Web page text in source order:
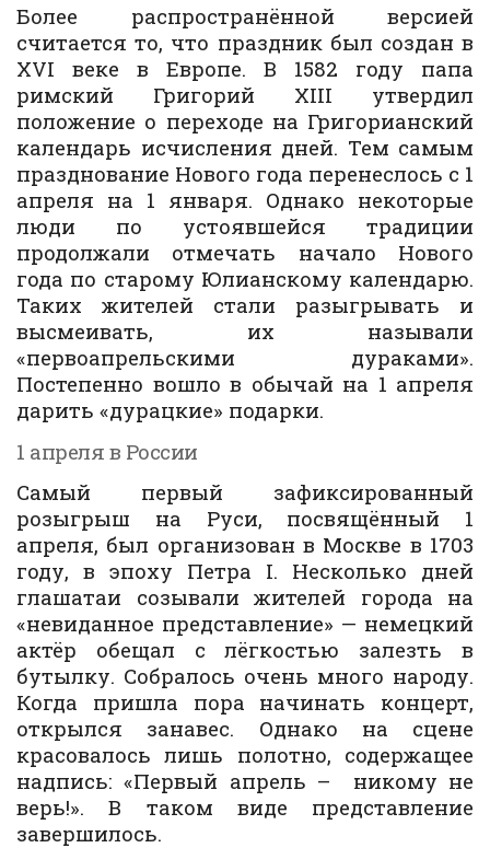
Более распространённой версией
считается то, что праздник был создан в
XVI веке в Европе. В 1582 году папа
римский Григорий XIII утвердил
положение о переходе на Григорианский
календарь исчисления дней. Тем самым
празднование Нового года перенеслось с 1
апреля на 1 января. Однако некоторые
люди по устоявшейся традиции
продолжали отмечать начало Нового
года по старому Юлианскому календарю.
Таких жителей стали разыгрывать и
высмеивать, их называли
«первоапрельскими дураками».
Постепенно вошло в обычай на 1 апреля
дарить «дурацкие» подарки.
1 апреля в России
Самый первый зафиксированный
розыгрыш на Руси, посвящённый 1
апреля, был организован в Москве в 1703
году, в эпоху Петра I. Несколько дней
глашатаи созывали жителей города на
«невиданное представление» — немецкий
актёр обещал с лёгкостью залезть в
бутылку. Собралось очень много народу.
Когда пришла пора начинать концерт,
открылся занавес. Однако на сцене
красовалось лишь полотно, содержащее
надпись: «Первый апрель – никому не
верь!». В таком виде представление
завершилось.